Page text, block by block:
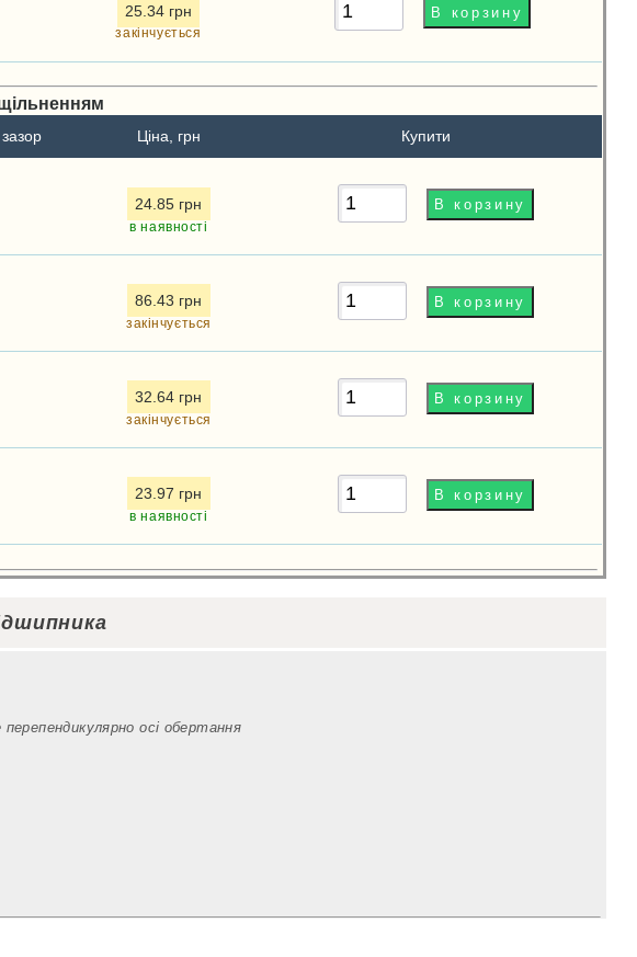
25.34 грн
закінчується
Ціна, грн Купити
24.85 грн
в наявності
86.43 грн
закінчується
32.64 грн
закінчується
23.97 грн
в наявності
осі обертання